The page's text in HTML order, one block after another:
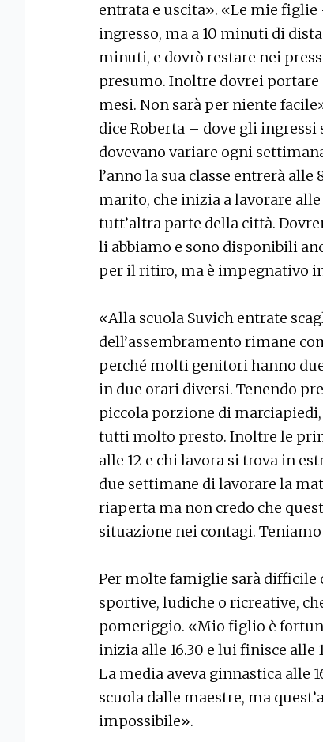
entrata e uscita». «Le mie
ingresso, ma a 10 minuti di
minuti, e dovrò restare nei
presumo. Inoltre dovrei portare
mesi. Non sarà per niente
dice Roberta – dove gli
dovevano variare ogni
l’anno la sua classe entrerà
marito, che inizia a lavorare
tutt’altra parte della città.
li abbiamo e sono disponibili
per il ritiro, ma è impegnativo
«Alla scuola Suvich entrate
dell’assembramento rimane
perché molti genitori hanno
in due orari diversi. Tenendo
piccola porzione di
tutti molto presto. Inoltre le
alle 12 e chi lavora si trova in
due settimane di lavorare la
riaperta ma non credo che
situazione nei contagi.
Per molte famiglie sarà
sportive, ludiche o ricreative,
pomeriggio. «Mio figlio è
inizia alle 16.30 e lui finisce alle
La media aveva ginnastica alle
scuola dalle maestre, ma
impossibile».